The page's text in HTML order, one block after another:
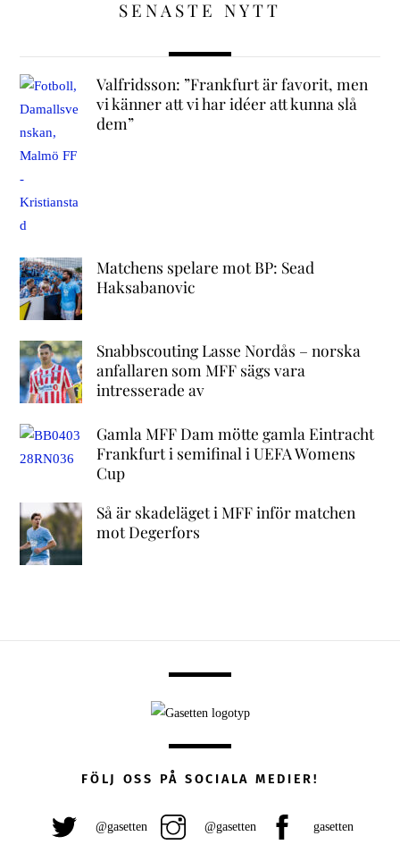
SENASTE NYTT
Valfridsson: ”Frankfurt är favorit, men
vi känner att vi har idéer att kunna slå
dem”
Matchens spelare mot BP: Sead
Haksabanovic
Snabbscouting Lasse Nordås – norska
anfallaren som MFF sägs vara
intresserade av
Gamla MFF Dam mötte gamla Eintracht
Frankfurt i semifinal i UEFA Womens
Cup
Så är skadeläget i MFF inför matchen
mot Degerfors
FÖLJ OSS PÅ SOCIALA MEDIER!
@gasetten @gasetten gasetten